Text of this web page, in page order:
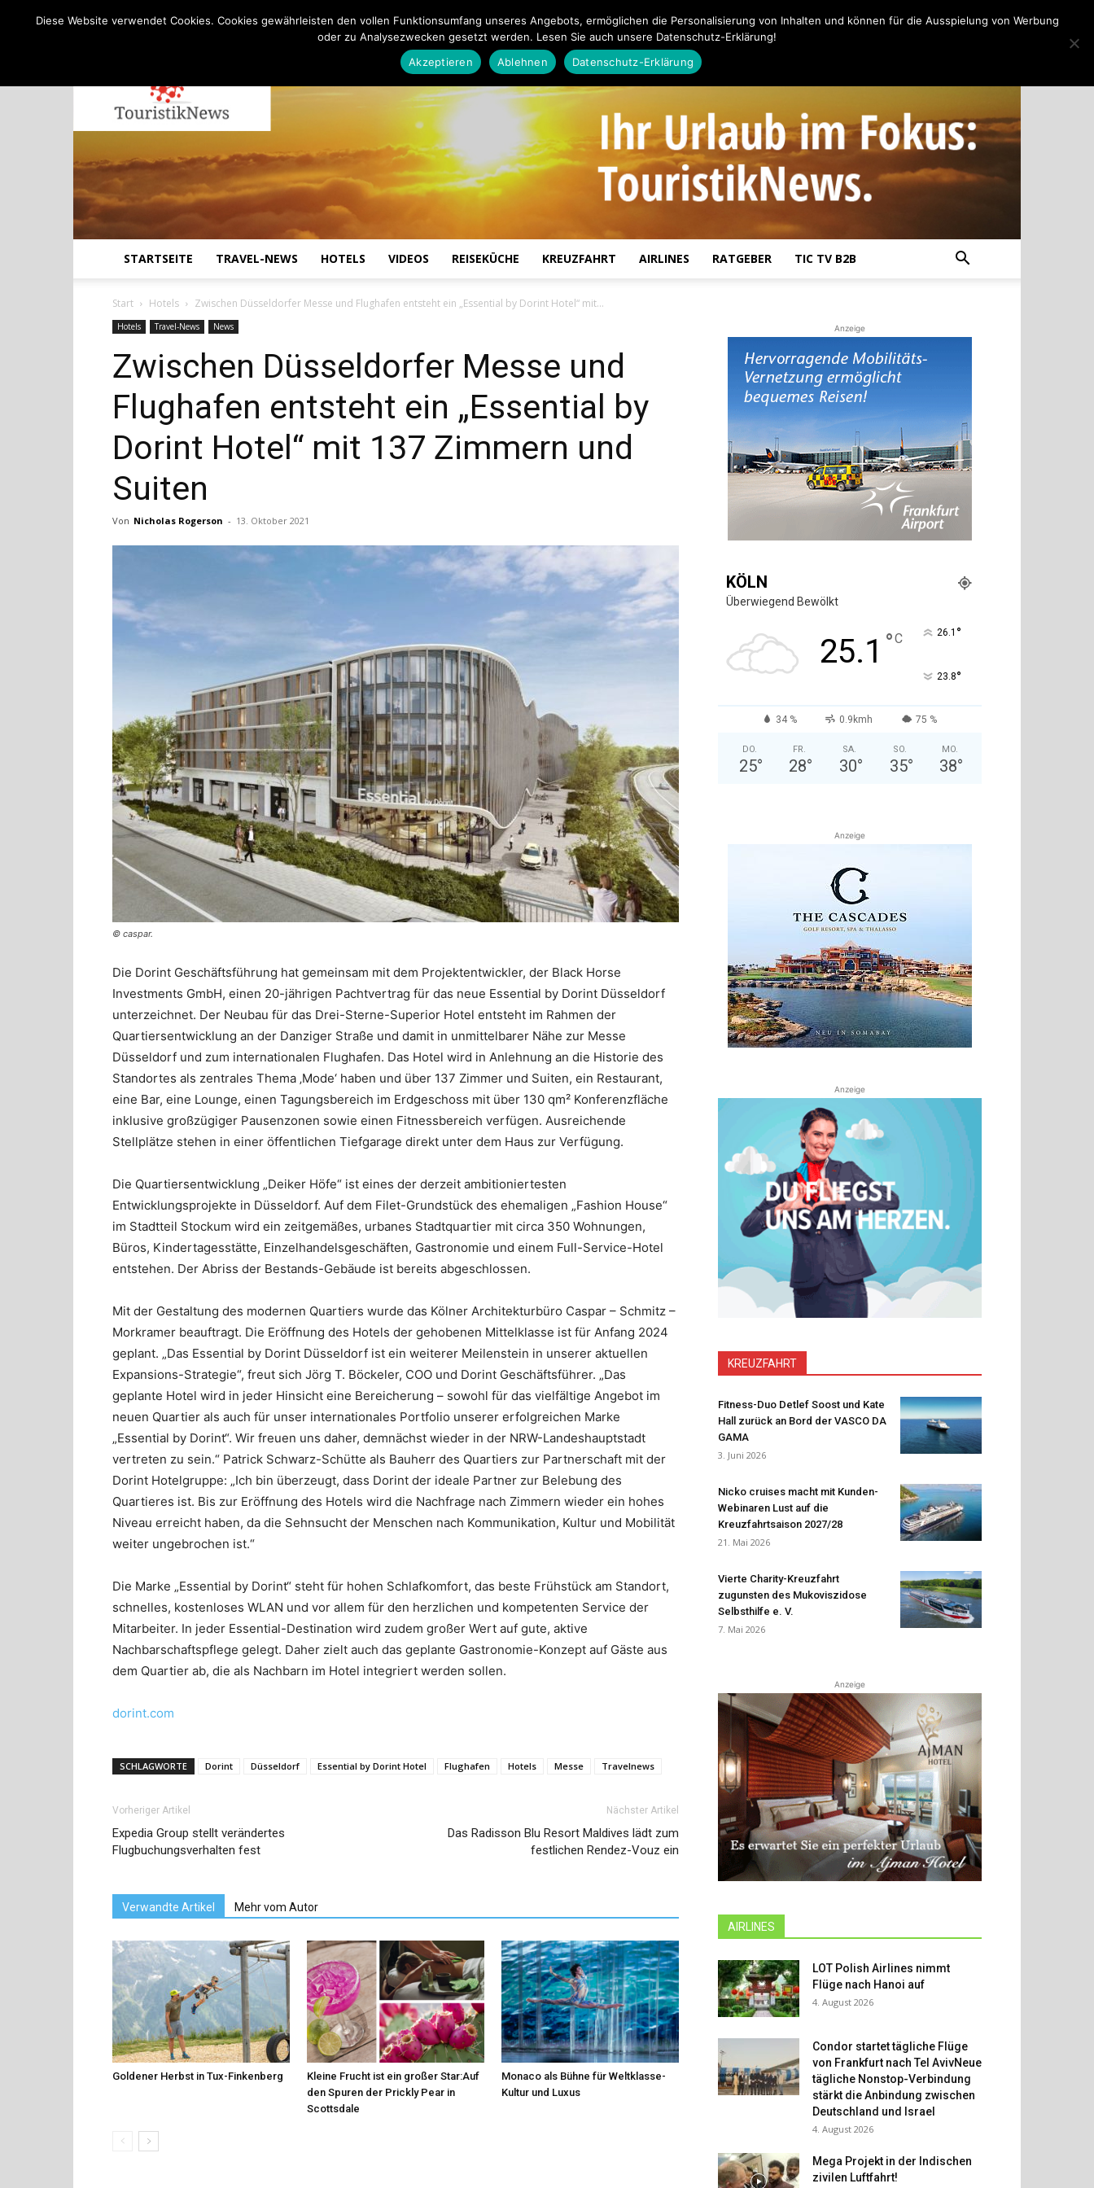
Reiseempfehlungen.
STARTSEITE TRAVEL-NEWS HOTELS VIDEOS REISEKÜCHE KREUZFAHRT AIRLINES RATGEBER TIC TV B2B
Start Hotels Zwischen Düsseldorfer Messe und Flughafen entsteht ein „Essential by Dorint Hotel“ mit...
Hotels Travel-News News
Zwischen Düsseldorfer Messe und
Flughafen entsteht ein „Essential by
Dorint Hotel“ mit 137 Zimmern und
Suiten
Von Nicholas Rogerson - 13. Oktober 2021
© caspar.
Die Dorint Geschäftsführung hat gemeinsam mit dem Projektentwickler, der Black Horse
Investments GmbH, einen 20-jährigen Pachtvertrag für das neue Essential by Dorint Düsseldorf
unterzeichnet. Der Neubau für das Drei-Sterne-Superior Hotel entsteht im Rahmen der
Quartiersentwicklung an der Danziger Straße und damit in unmittelbarer Nähe zur Messe
Düsseldorf und zum internationalen Flughafen. Das Hotel wird in Anlehnung an die Historie des
Standortes als zentrales Thema ‚Mode‘ haben und über 137 Zimmer und Suiten, ein Restaurant,
eine Bar, eine Lounge, einen Tagungsbereich im Erdgeschoss mit über 130 qm² Konferenzfläche
inklusive großzügiger Pausenzonen sowie einen Fitnessbereich verfügen. Ausreichende
Stellplätze stehen in einer öffentlichen Tiefgarage direkt unter dem Haus zur Verfügung.
Die Quartiersentwicklung „Deiker Höfe“ ist eines der derzeit ambitioniertesten
Entwicklungsprojekte in Düsseldorf. Auf dem Filet-Grundstück des ehemaligen „Fashion House“
im Stadtteil Stockum wird ein zeitgemäßes, urbanes Stadtquartier mit circa 350 Wohnungen,
Büros, Kindertagesstätte, Einzelhandelsgeschäften, Gastronomie und einem Full-Service-Hotel
entstehen. Der Abriss der Bestands-Gebäude ist bereits abgeschlossen.
Mit der Gestaltung des modernen Quartiers wurde das Kölner Architekturbüro Caspar – Schmitz –
Morkramer beauftragt. Die Eröffnung des Hotels der gehobenen Mittelklasse ist für Anfang 2024
geplant. „Das Essential by Dorint Düsseldorf ist ein weiterer Meilenstein in unserer aktuellen
Expansions-Strategie“, freut sich Jörg T. Böckeler, COO und Dorint Geschäftsführer. „Das
geplante Hotel wird in jeder Hinsicht eine Bereicherung – sowohl für das vielfältige Angebot im
neuen Quartier als auch für unser internationales Portfolio unserer erfolgreichen Marke
„Essential by Dorint“. Wir freuen uns daher, demnächst wieder in der NRW-Landeshauptstadt
vertreten zu sein.“ Patrick Schwarz-Schütte als Bauherr des Quartiers zur Partnerschaft mit der
Dorint Hotelgruppe: „Ich bin überzeugt, dass Dorint der ideale Partner zur Belebung des
Quartieres ist. Bis zur Eröffnung des Hotels wird die Nachfrage nach Zimmern wieder ein hohes
Niveau erreicht haben, da die Sehnsucht der Menschen nach Kommunikation, Kultur und Mobilität
weiter ungebrochen ist.“
Die Marke „Essential by Dorint“ steht für hohen Schlafkomfort, das beste Frühstück am Standort,
schnelles, kostenloses WLAN und vor allem für den herzlichen und kompetenten Service der
Mitarbeiter. In jeder Essential-Destination wird zudem großer Wert auf gute, aktive
Nachbarschaftspflege gelegt. Daher zielt auch das geplante Gastronomie-Konzept auf Gäste aus
dem Quartier ab, die als Nachbarn im Hotel integriert werden sollen.
dorint.com
SCHLAGWORTE Dorint Düsseldorf Essential by Dorint Hotel Flughafen Hotels Messe Travelnews
Vorheriger Artikel
Expedia Group stellt verändertes
Flugbuchungsverhalten fest
Nächster Artikel
Das Radisson Blu Resort Maldives lädt zum
festlichen Rendez-Vouz ein
Verwandte Artikel Mehr vom Autor
Goldener Herbst in Tux-Finkenberg
Kleine Frucht ist ein großer Star:Auf
den Spuren der Prickly Pear in
Scottsdale
Monaco als Bühne für Weltklasse-
Kultur und Luxus
Anzeige
KÖLN
Überwiegend Bewölkt
25.1 °C 26.1 °
23.8°
34 % 0.9kmh 75 %
DO.
25°
FR.
28°
SA.
30°
SO.
35°
MO.
38°
Anzeige
Anzeige
KREUZFAHRT
Fitness-Duo Detlef Soost und Kate
Hall zurück an Bord der VASCO DA
GAMA
3. Juni 2026
Nicko cruises macht mit Kunden-
Webinaren Lust auf die
Kreuzfahrtsaison 2027/28
21. Mai 2026
Vierte Charity-Kreuzfahrt
zugunsten des Mukoviszidose
Selbsthilfe e. V.
7. Mai 2026
Anzeige
AIRLINES
LOT Polish Airlines nimmt
Flüge nach Hanoi auf
4. August 2026
Condor startet tägliche Flüge
von Frankfurt nach Tel AvivNeue
tägliche Nonstop-Verbindung
stärkt die Anbindung zwischen
Deutschland und Israel
4. August 2026
Mega Projekt in der Indischen
zivilen Luftfahrt!
Diese Website verwendet Cookies. Cookies gewährleisten den vollen Funktionsumfang unseres Angebots, ermöglichen die Personalisierung von Inhalten und können für die Ausspielung von Werbung
oder zu Analysezwecken gesetzt werden. Lesen Sie auch unsere Datenschutz-Erklärung!
Akzeptieren
Ablehnen Datenschutz-Erklärung